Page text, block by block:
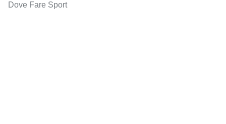
Dove Fare Sport